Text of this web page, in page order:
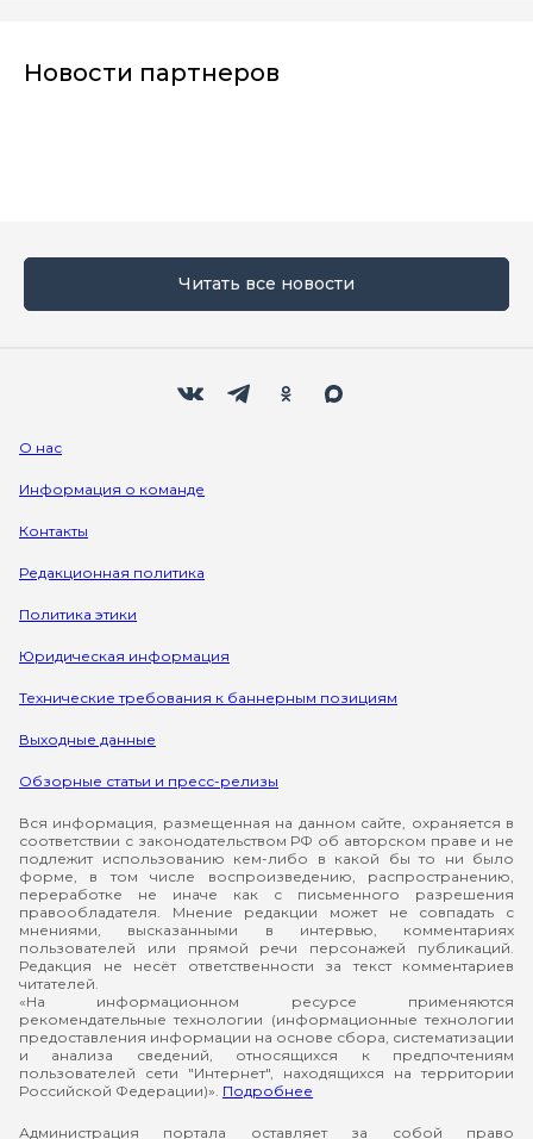
Новости партнеров
Читать все новости
О нас
Информация о команде
Контакты
Редакционная политика
Политика этики
Юридическая информация
Технические требования к баннерным позициям
Выходные данные
Обзорные статьи и пресс-релизы
Вся информация, размещенная на данном сайте, охраняется в
соответствии с законодательством РФ об авторском праве и не
подлежит использованию кем-либо в какой бы то ни было
форме, в том числе воспроизведению, распространению,
переработке не иначе как с письменного разрешения
правообладателя. Мнение редакции может не совпадать с
мнениями, высказанными в интервью, комментариях
пользователей или прямой речи персонажей публикаций.
Редакция не несёт ответственности за текст комментариев
читателей.
«На информационном ресурсе применяются
рекомендательные технологии (информационные технологии
предоставления информации на основе сбора, систематизации
и анализа сведений, относящихся к предпочтениям
пользователей сети "Интернет", находящихся на территории
Российской Федерации)». Подробнее
Администрация портала оставляет за собой право